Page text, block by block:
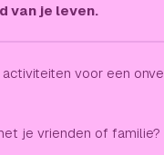
van je leven.
voor een
je vrienden of